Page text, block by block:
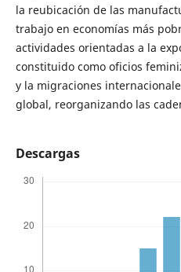
la reubicación de las
trabajo en economías más
actividades orientadas a la
constituido como oficios
y la migraciones
global, reorganizando las
Descargas